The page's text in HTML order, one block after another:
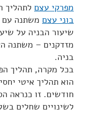
מפרקי עצם לתהליך
בוני עצם משתנה עם
שיעור הבניה על
מזדקנים – משתנה
בניה.
בכל מקרה, תהליך
חודשים. זו כנראה
לשינויים שחלים